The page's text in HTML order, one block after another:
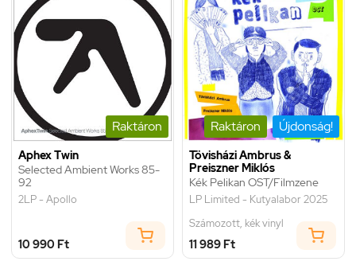
Raktáron
Aphex Twin
Selected Ambient Works 85-
92
2LP - Apollo
10 990 Ft
Raktáron Újdonság!
Tövisházi Ambrus &
Preiszner Miklós
Kék Pelikan OST/Filmzene
LP Limited - Kutyalabor 2025
Számozott, kék vinyl
11 989 Ft